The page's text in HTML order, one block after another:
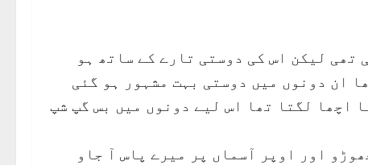
تھی لیکن اس کی دوستی تارے کے ساتھ ہو
ان دونوں میں دوستی بہت مشہور ہو گئی
اچھا لگتا تھا اس لیے دونوں میں بس گپ شپ
اور اوپر آسماں پر میرے پاس آ جاو